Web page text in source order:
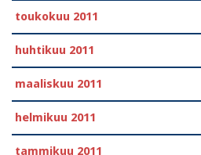
toukokuu 2011
huhtikuu 2011
maaliskuu 2011
helmikuu 2011
tammikuu 2011